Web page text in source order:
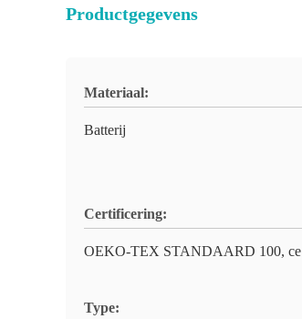
Productgegevens
Materiaal:
Batterij
Certificering:
OEKO-TEX STANDAARD 100, ce
Type: